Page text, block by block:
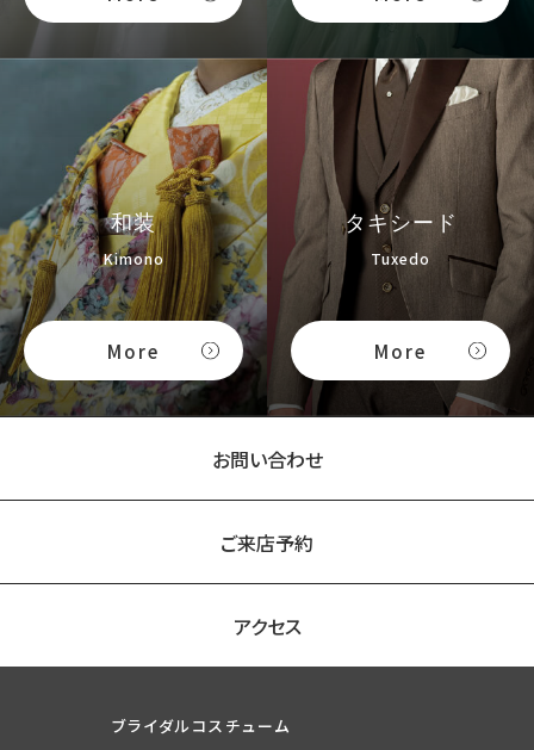
和装
Kimono
More
タキシード
Tuxedo
More
お問い合わせ
ご来店予約
アクセス
ブライダルコスチューム